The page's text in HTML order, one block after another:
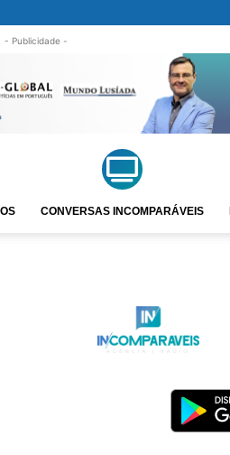
- Publicidade -
CONVERSAS INCOMPARÁVEIS